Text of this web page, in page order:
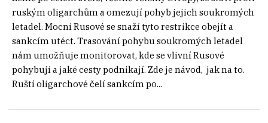
ruským oligarchům a omezují pohyb jejich soukromých
letadel. Mocní Rusové se snaží tyto restrikce obejít a
sankcím utéct. Trasování pohybu soukromých letadel
nám umožňuje monitorovat, kde se vlivní Rusové
pohybují a jaké cesty podnikají. Zde je návod, jak na to.
Ruští oligarchové čelí sankcím po...